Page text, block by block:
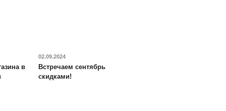
в
02.09.2024
Встречаем сентябрь
скидками!